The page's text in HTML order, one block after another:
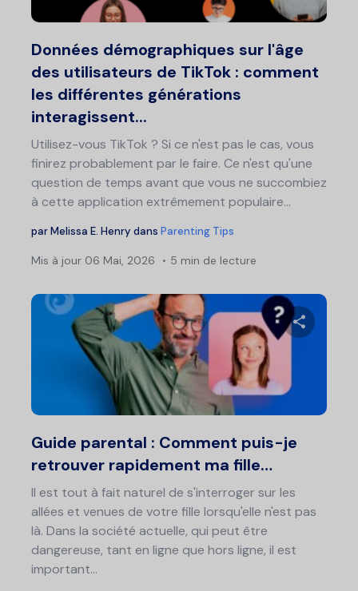
Données démographiques sur l'âge
des utilisateurs de TikTok : comment
les différentes générations
interagissent...
Utilisez-vous TikTok ? Si ce n'est pas le cas, vous
finirez probablement par le faire. Ce n'est qu'une
question de temps avant que vous ne succombiez
à cette application extrêmement populaire...
parMelissa E. Henry dans Parenting Tips
Mis à jour 06 Mai, 2026 5 min de lecture
Guide parental : Comment puis-je
retrouver rapidement ma fille…
Il est tout à fait naturel de s'interroger sur les
allées et venues de votre fille lorsqu'elle n'est pas
là. Dans la société actuelle, qui peut être
dangereuse, tant en ligne que hors ligne, il est
important...